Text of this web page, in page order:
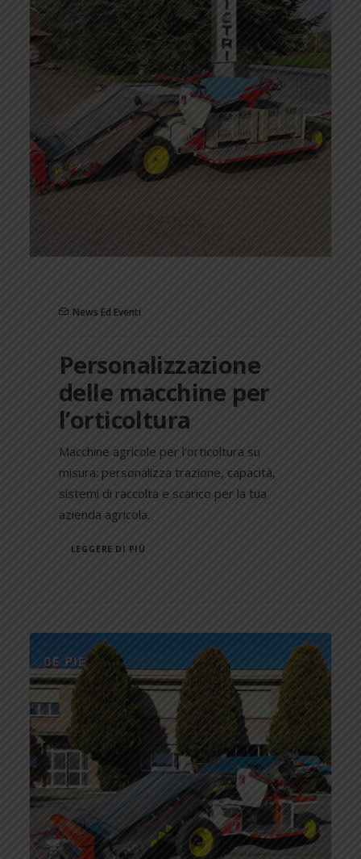
News Ed Eventi
Personalizzazione
delle macchine per
l’orticoltura
Macchine agricole per l'orticoltura su
misura: personalizza trazione, capacità,
sistemi di raccolta e scarico per la tua
azienda agricola.
LEGGERE DI PIÙ